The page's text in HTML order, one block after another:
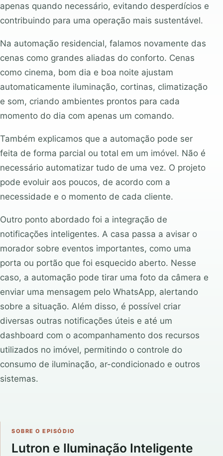
apenas quando necessário, evitando desperdícios e
contribuindo para uma operação mais sustentável.
Na automação residencial, falamos novamente das
cenas como grandes aliadas do conforto. Cenas
como cinema, bom dia e boa noite ajustam
automaticamente iluminação, cortinas, climatização
e som, criando ambientes prontos para cada
momento do dia com apenas um comando.
Também explicamos que a automação pode ser
feita de forma parcial ou total em um imóvel. Não é
necessário automatizar tudo de uma vez. O projeto
pode evoluir aos poucos, de acordo com a
necessidade e o momento de cada cliente.
Outro ponto abordado foi a integração de
notificações inteligentes. A casa passa a avisar o
morador sobre eventos importantes, como uma
porta ou portão que foi esquecido aberto. Nesse
caso, a automação pode tirar uma foto da câmera e
enviar uma mensagem pelo WhatsApp, alertando
sobre a situação. Além disso, é possível criar
diversas outras notificações úteis e até um
dashboard com o acompanhamento dos recursos
utilizados no imóvel, permitindo o controle do
consumo de iluminação, ar-condicionado e outros
sistemas.
SOBRE O EPISÓDIO
Lutron e Iluminação Inteligente